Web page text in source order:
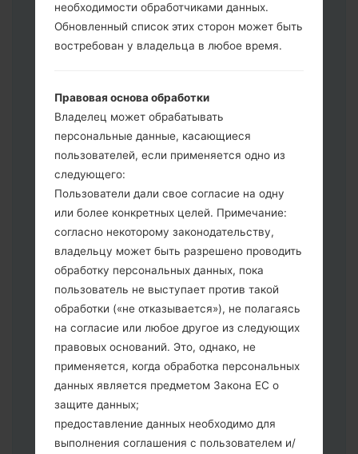
Добавьте все файлы в программу Odin
3.
Если вы хотите прошить телефон и
выберите HOME_CSC _ *** для
сохранения Ваших данных.
Теперь выключите устройство и
войдите в "Download" режим. Все
методы как это сделать:
Нажмите и удерживайте клавиши:
питание, громкости и Bixbi.
Нажмите и удерживайте клавиши:
регулировки громкости. Подключив
телефон к ПК используя USB кабель.
Нажмите и удерживайте клавиши:
питание, громкости и домой.
Подключите USB кабель и нажмите
клавиши: уменьшение звука и Bixbi.
Нажмите и удерживайте клавиши:
питания и увеличения громкости
Далее подключите к компьютеру,
программа Odin должна определить
необходимости обработчиками данных.
Обновленный список этих сторон может быть
востребован у владельца в любое время.
Правовая основа обработки
Владелец может обрабатывать
персональные данные, касающиеся
пользователей, если применяется одно из
следующего:
Пользователи дали свое согласие на одну
или более конкретных целей. Примечание:
согласно некоторому законодательству,
владельцу может быть разрешено проводить
обработку персональных данных, пока
пользователь не выступает против такой
обработки («не отказывается»), не полагаясь
на согласие или любое другое из следующих
правовых оснований. Это, однако, не
применяется, когда обработка персональных
данных является предметом Закона ЕС о
защите данных;
предоставление данных необходимо для
выполнения соглашения с пользователем и/